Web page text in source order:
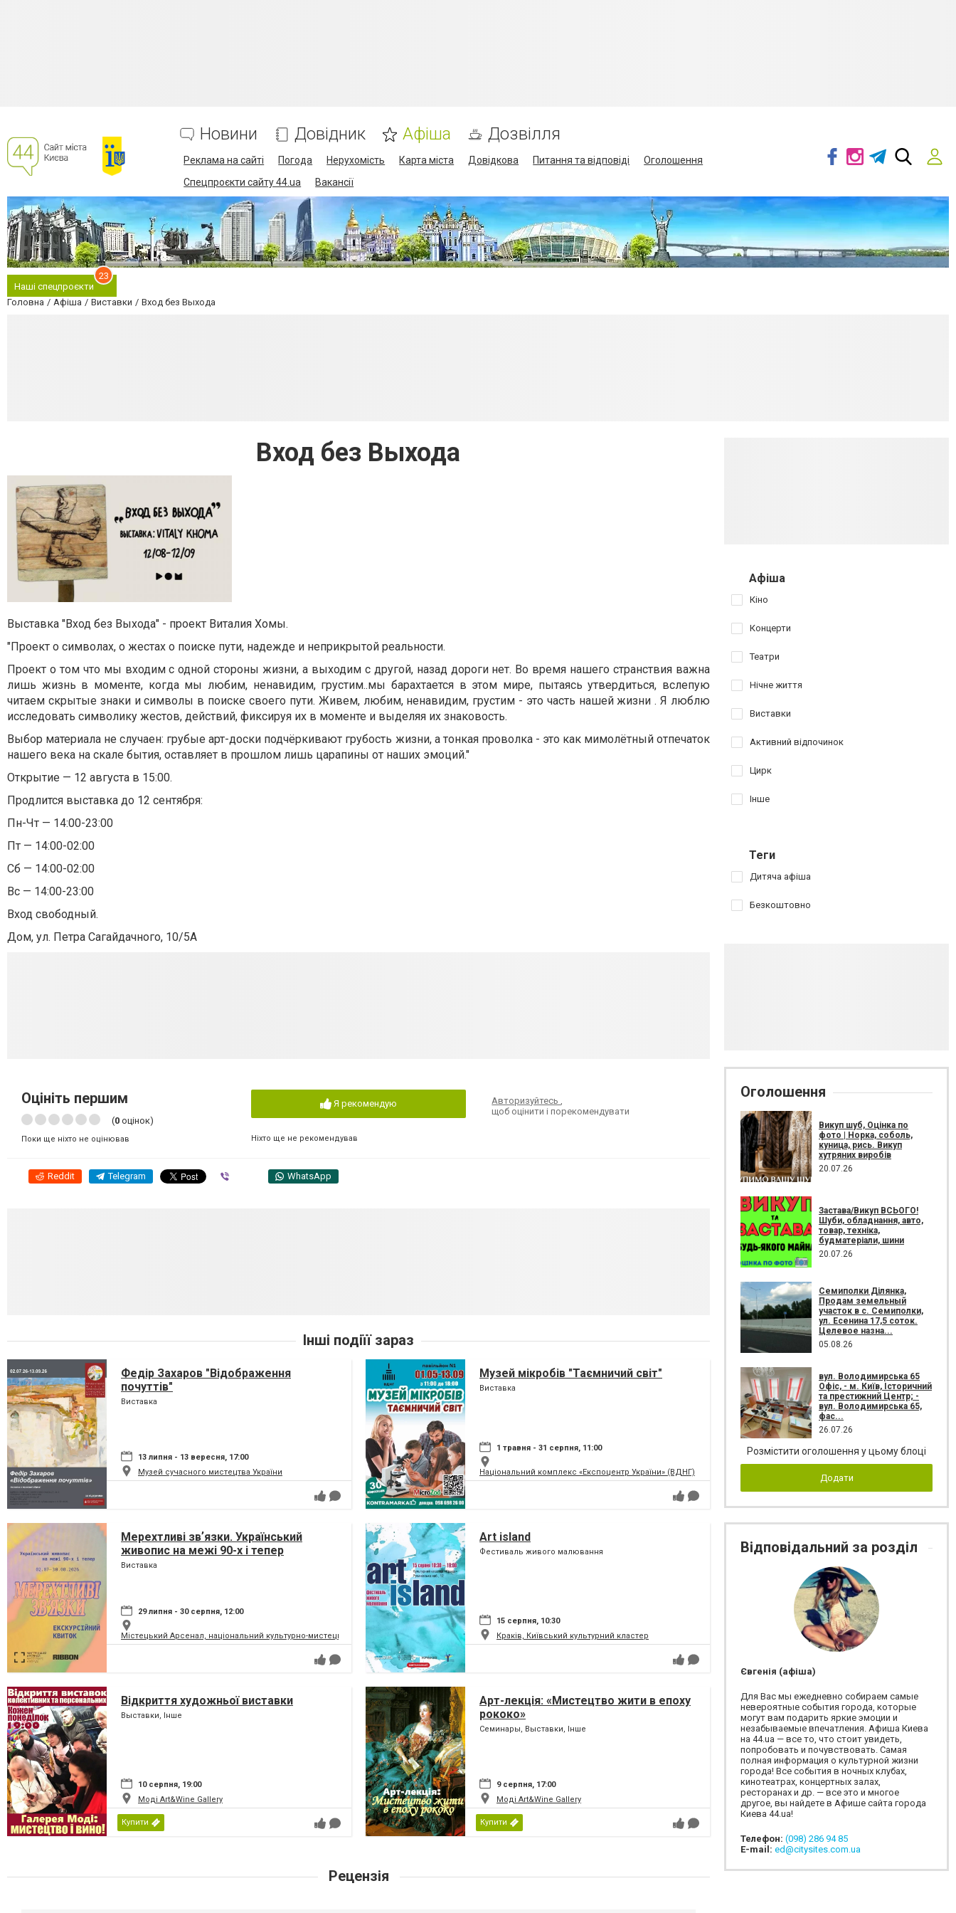
Новини Довідник Афіша Дозвілля
Реклама на сайті Погода Нерухомість Карта міста Довідкова Питання та відповіді
Оголошення
Спецпроєкти сайту 44.ua
Вакансії
Наші спецпроєкти
23
Головна Афіша Виставки Вход без Выхода
Вход без Выхода
Выставка "Вход без Выхода" - проект Виталия Хомы.
"Проект о символах, о жестах о поиске пути, надежде и неприкрытой реальности.
Проект о том что мы входим с одной стороны жизни, а выходим с другой, назад дороги нет. Во время нашего странствия важна
лишь жизнь в моменте, когда мы любим, ненавидим, грустим..мы барахтается в этом мире, пытаясь утвердиться, вслепую
читаем скрытые знаки и символы в поиске своего пути. Живем, любим, ненавидим, грустим - это часть нашей жизни . Я люблю
исследовать символику жестов, действий, фиксируя их в моменте и выделяя их знаковость.
Выбор материала не случаен: грубые арт-доски подчёркивают грубость жизни, а тонкая проволка - это как мимолётный отпечаток
нашего века на скале бытия, оставляет в прошлом лишь царапины от наших эмоций."
Открытие — 12 августа в 15:00.
Продлится выставка до 12 сентября:
Пн-Чт — 14:00-23:00
Пт — 14:00-02:00
Сб — 14:00-02:00
Вс — 14:00-23:00
Вход свободный.
Дом, ул. Петра Сагайдачного, 10/5А
Оцініть першим
(0 оцінок)
Поки ще ніхто не оцінював
Я рекомендую
Ніхто ще не рекомендував
Авторизуйтесь
щоб оцінити і порекомендувати
Reddit Telegram WhatsApp
Інші подіїї зараз
Федір Захаров "Відображення
почуттів"
Виставка
13 липня - 13 вересня, 17:00
Музей сучасного мистецтва України
Музей мікробів "Таємничий світ"
Виставка
1 травня - 31 серпня, 11:00
Національний комплекс «Експоцентр України» (ВДНГ)
Мерехтливі звʼязки. Український
живопис на межі 90-х і тепер
Виставка
29 липня - 30 серпня, 12:00
Містецький Арсенал, національний культурно-мистецький та музейний комплекс
Art island
Фестиваль живого малювання
15 серпня, 10:30
Краків, Київський культурний кластер
Відкриття художньої виставки
Выставки, Інше
10 серпня, 19:00
Моді Art&Wine Gallery
Купити
Арт-лекція: «Мистецтво жити в епоху
рококо»
Семинары, Выставки, Інше
9 серпня, 17:00
Моді Art&Wine Gallery
Купити
Рецензія
Афіша
Кіно
Концерти
Театри
Нічне життя
Виставки
Активний відпочинок
Цирк
Інше
Теги
Дитяча афіша
Безкоштовно
Оголошення
Викуп шуб, Оцінка по
фото | Норка, соболь,
куница, рись. Викуп
хутряних виробів
20.07.26
Застава/Викуп ВСЬОГО!
Шуби, обладнання, авто,
товар, техніка,
будматеріали, шини
20.07.26
Семиполки Ділянка,
Продам земельный
участок в с. Семиполки,
ул. Есенина 17,5 соток.
Целевое назна...
05.08.26
вул. Володимирська 65
Офіс, - м. Київ, Історичний
та престижний Центр; -
вул. Володимирська 65,
фас...
26.07.26
Розмістити оголошення у цьому блоці
Додати
Відповідальний за розділ
Євгенія (афіша)
Для Вас мы ежедневно собираем самые
невероятные события города, которые
могут вам подарить яркие эмоции и
незабываемые впечатления. Афиша Киева
на 44.ua — все то, что стоит увидеть,
попробовать и почувствовать. Самая
полная информация о культурной жизни
города! Все события в ночных клубах,
кинотеатрах, концертных залах,
ресторанах и др. — все это и многое
другое, вы найдете в Афише сайта города
Киева 44.ua!
Телефон: (098) 286 94 85
E-mail: ed@citysites.com.ua